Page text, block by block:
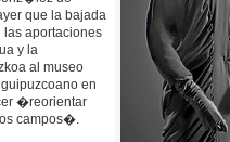
que la bajada
las aportaciones
y la
al museo
en
�reorientar
campos�.